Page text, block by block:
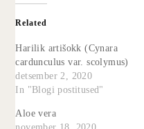
Related
Harilik artišokk (Cynara
cardunculus var. scolymus)
detsember 2, 2020
In "Blogi postitused"
Aloe vera